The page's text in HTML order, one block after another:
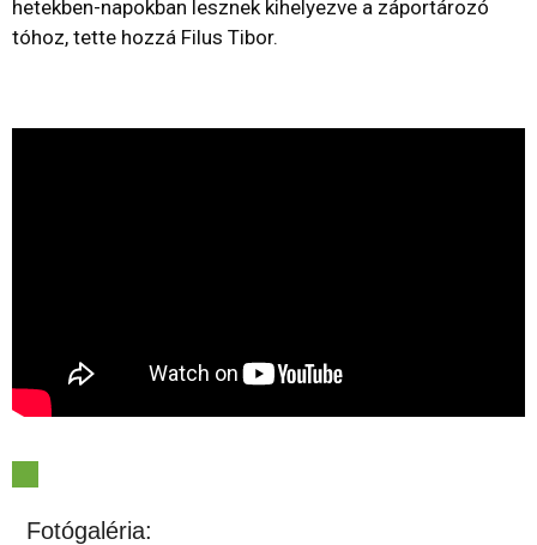
hetekben-napokban lesznek kihelyezve a záportározó
tóhoz, tette hozzá Filus Tibor.
Fotógaléria: